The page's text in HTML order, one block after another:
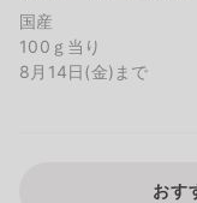
国産
100ｇ当り
8月14日(金)まで
おす